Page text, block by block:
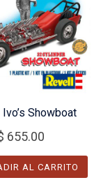
Showboat
655.00
AL CARRITO